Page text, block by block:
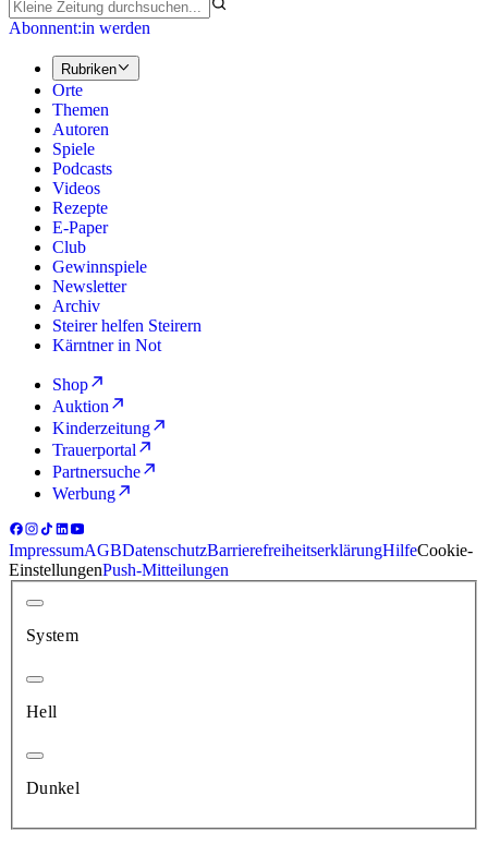
Abonnent:in werden
Rubriken
Orte
Themen
Autoren
Spiele
Podcasts
Videos
Rezepte
E-Paper
Club
Gewinnspiele
Newsletter
Archiv
Steirer helfen Steirern
Kärntner in Not
Shop
Auktion
Kinderzeitung
Trauerportal
Partnersuche
Werbung
ImpressumAGBDatenschutzBarrierefreiheitserklärungHilfeCookie-
EinstellungenPush-Mitteilungen
System
Hell
Dunkel